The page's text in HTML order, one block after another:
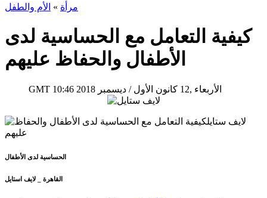
مرأة » الأم والطفل
كيفية التعامل مع الحساسية لدى
الأطفال والحفاظ عليهم
GMT 10:46 2018 الأربعاء ,12 كانون الأول / ديسمبر
الحساسية لدى الأطفال
القاهرة _ لايف استايل